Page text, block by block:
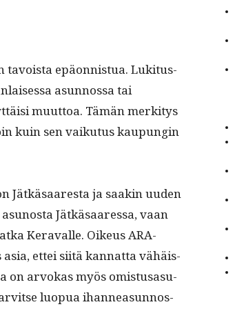
tavoista epäon­nis­tua. Luk­i­tus­
asun­nos­sa tai
muut­toa. Tämän merk­i­tys
kuin sen vaiku­tus kaupun­gin
Jätkäsaares­ta ja saakin uuden
Jätkäsaa­res­sa, vaan
Ker­avalle. Oikeus ARA-
asia, ettei siitä kan­nat­ta vähäis­
on arvokas myös omis­tusasu­
luop­ua ihan­nea­sun­nos­